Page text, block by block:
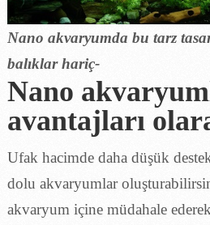
Nano akvaryumda bu tarz
balıklar hariç-
Nano
avantajları
Ufak hacimde daha düşük
dolu akvaryumlar
akvaryum içine müdahale